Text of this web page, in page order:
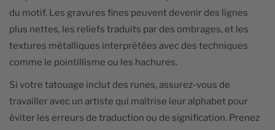
du motif. Les gravures fines peuvent devenir des lignes
plus nettes, les reliefs traduits par des ombrages, et les
textures métalliques interprétées avec des techniques
comme le pointillisme ou les hachures.
Si votre tatouage inclut des runes, assurez-vous de
travailler avec un artiste qui maîtrise leur alphabet pour
éviter les erreurs de traduction ou de signification. Prenez